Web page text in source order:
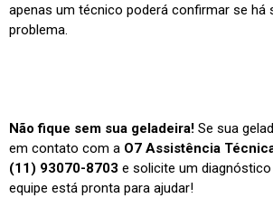
apenas um técnico poderá confirmar se há
problema.
Não fique sem sua geladeira! Se sua
em contato com a O7 Assistência
(11) 93070-8703 e solicite um
equipe está pronta para ajudar!